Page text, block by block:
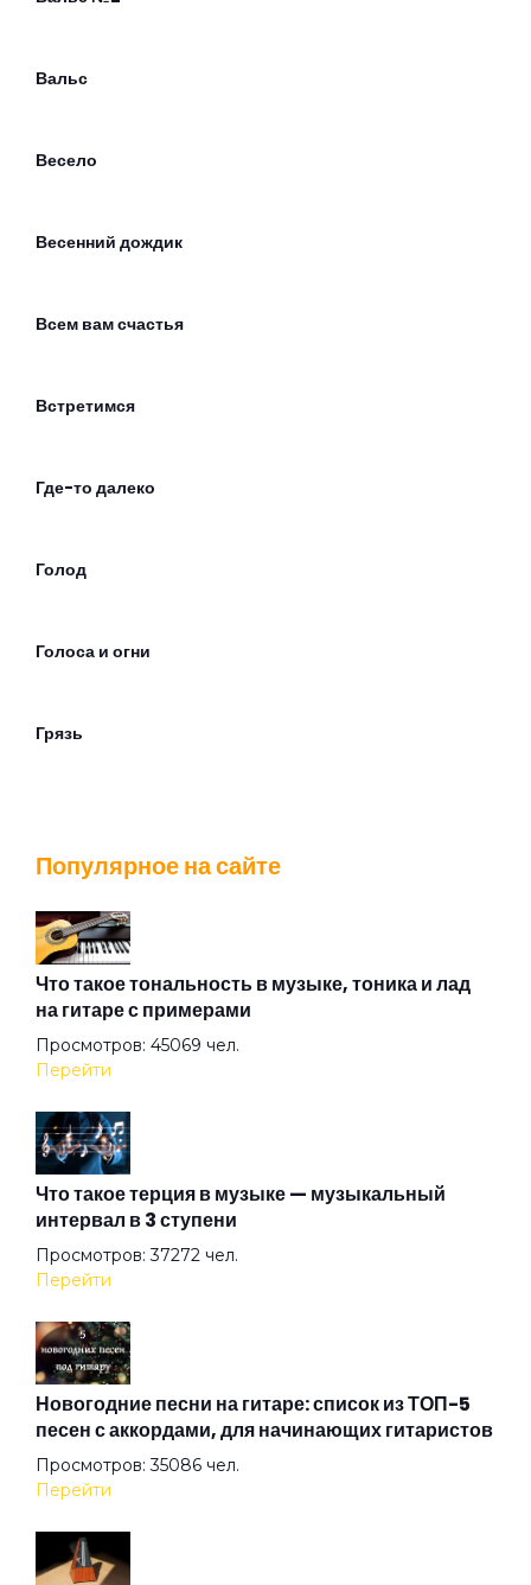
Вальс
Весело
Весенний дождик
Всем вам счастья
Встретимся
Где-то далеко
Голод
Голоса и огни
Грязь
Джейн Доу
Дождь над Бензоколонкой
Ещё один день
Жалгыздык
Живой
Жизнь в полицейском государстве
За измену Родине
Популярное на сайте
Что такое тональность в музыке, тоника и лад
на гитаре с примерами
Просмотров: 45069 чел.
Перейти
Что такое терция в музыке — музыкальный
интервал в 3 ступени
Просмотров: 37272 чел.
Перейти
Новогодние песни на гитаре: список из ТОП-5
песен с аккордами, для начинающих гитаристов
Просмотров: 35086 чел.
Перейти